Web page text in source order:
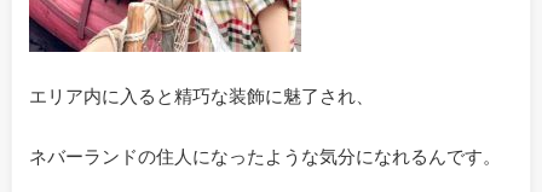
エリア内に入ると精巧な装飾に魅了され、
ネバーランドの住人になったような気分になれるんです。